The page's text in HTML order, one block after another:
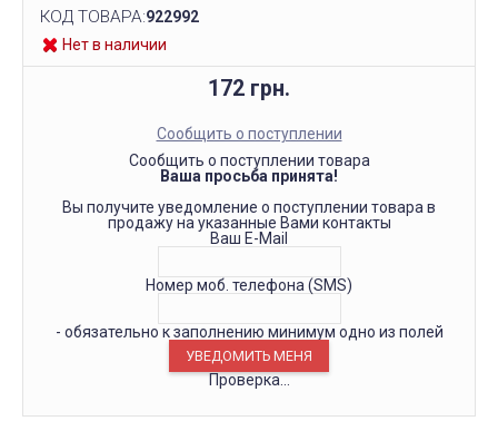
КОД ТОВАРА:922992
Нет в наличии
172 грн.
Сообщить о поступлении
Сообщить о поступлении товара
Ваша просьба принята!
Вы получите уведомление о поступлении товара в
продажу на указанные Вами контакты
Ваш E-Mail
Номер моб. телефона (SMS)
- обязательно к заполнению минимум одно из полей
Проверка...